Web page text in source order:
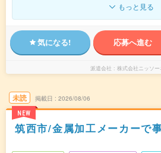
もっと見る
気になる! 応募へ進む
派遣会社 株式会社ニッソー
未読
NEW
掲載日 2026/08/06
筑西市/金属加工メーカーで